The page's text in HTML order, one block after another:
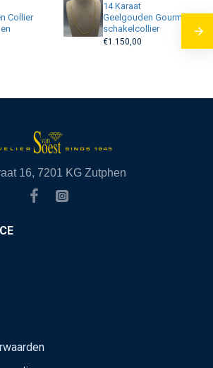
Collier
14 Karaat
Geelgouden Gourmet
schakelcollier
€1.150,00
16, 7201 KG Zutphen